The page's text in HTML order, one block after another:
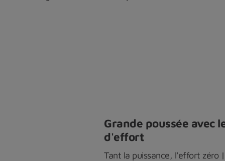
Grande poussée avec
d'effort
Tant la puissance, l'effort zéro